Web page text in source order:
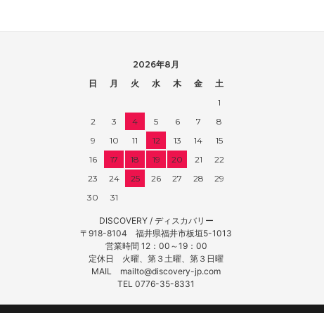
2026年8月
日
月 火 水 木 金
土
1
2
3 4 5 6 7
8
9
10 11 12 13 14
15
16
17 18 19 20 21
22
23
24 25 26 27 28
29
30
31
DISCOVERY / ディスカバリー
〒918-8104 福井県福井市板垣5-1013
営業時間 12：00～19：00
定休日 火曜、第３土曜、第３日曜
MAIL mailto@discovery-jp.com
TEL 0776-35-8331